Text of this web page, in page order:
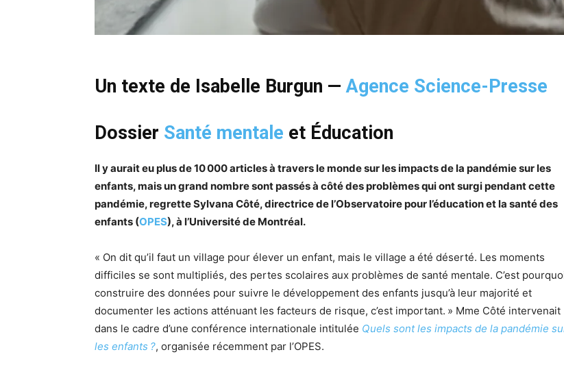
Un texte de Isabelle Burgun —Agence Science-Presse
Dossier Santé mentale et Éducation
Il y aurait eu plus de 10 000 articles à travers le monde sur les impacts de la pandémie sur les
enfants, mais un grand nombre sont passés à côté des problèmes qui ont surgi pendant cette
pandémie, regrette Sylvana Côté, directrice de l’Observatoire pour l’éducation et la santé des
enfants (OPES), à l’Université de Montréal.
« On dit qu’il faut un village pour élever un enfant, mais le village a été déserté. Les moments
difficiles se sont multipliés, des pertes scolaires aux problèmes de santé mentale. C’est
construire des données pour suivre le développement des enfants jusqu’à leur majorité et
documenter les actions atténuant les facteurs de risque, c’est important. » Mme Côté intervenait
dans le cadre d’une conférence internationale intitulée Quels sont les impacts de la pandémie
les enfants ?, organisée récemment par l’OPES.